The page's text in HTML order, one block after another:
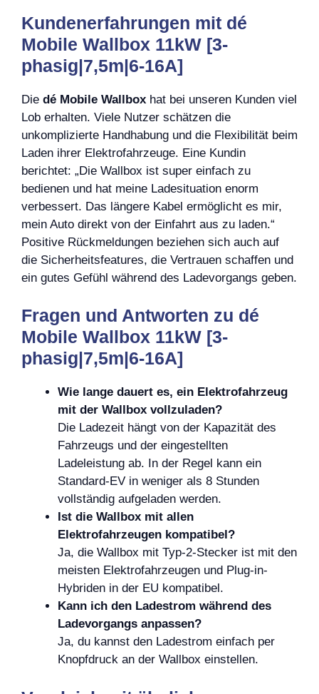
Kundenerfahrungen mit dé
Mobile Wallbox 11kW [3-
phasig|7,5m|6-16A]
Die dé Mobile Wallbox hat bei unseren Kunden viel
Lob erhalten. Viele Nutzer schätzen die
unkomplizierte Handhabung und die Flexibilität beim
Laden ihrer Elektrofahrzeuge. Eine Kundin
berichtet: „Die Wallbox ist super einfach zu
bedienen und hat meine Ladesituation enorm
verbessert. Das längere Kabel ermöglicht es mir,
mein Auto direkt von der Einfahrt aus zu laden.“
Positive Rückmeldungen beziehen sich auch auf
die Sicherheitsfeatures, die Vertrauen schaffen und
ein gutes Gefühl während des Ladevorgangs geben.
Fragen und Antworten zu dé
Mobile Wallbox 11kW [3-
phasig|7,5m|6-16A]
Wie lange dauert es, ein Elektrofahrzeug
mit der Wallbox vollzuladen?
Die Ladezeit hängt von der Kapazität des
Fahrzeugs und der eingestellten
Ladeleistung ab. In der Regel kann ein
Standard-EV in weniger als 8 Stunden
vollständig aufgeladen werden.
Ist die Wallbox mit allen
Elektrofahrzeugen kompatibel?
Ja, die Wallbox mit Typ-2-Stecker ist mit den
meisten Elektrofahrzeugen und Plug-in-
Hybriden in der EU kompatibel.
Kann ich den Ladestrom während des
Ladevorgangs anpassen?
Ja, du kannst den Ladestrom einfach per
Knopfdruck an der Wallbox einstellen.